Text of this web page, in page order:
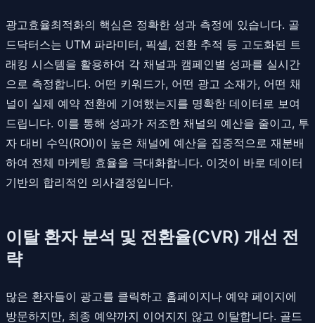
광고효율최적화의 핵심은 정확한 성과 측정에 있습니다. 골
드닥터스는 UTM 파라미터, 픽셀, 전환 추적 등 고도화된 트
래킹 시스템을 활용하여 각 채널과 캠페인별 성과를 실시간
으로 측정합니다. 어떤 키워드가, 어떤 광고 소재가, 어떤 채
널이 실제 예약 전환에 기여했는지를 명확한 데이터로 보여
드립니다. 이를 통해 성과가 저조한 채널의 예산을 줄이고, 투
자 대비 수익(ROI)이 높은 채널에 예산을 집중적으로 재분배
하여 전체 마케팅 효율을 극대화합니다. 이것이 바로 데이터
기반의 합리적인 의사결정입니다.
이탈 환자 분석 및 전환율(CVR) 개선 전
략
많은 환자들이 광고를 클릭하고 홈페이지나 예약 페이지에
방문하지만, 최종 예약까지 이어지지 않고 이탈합니다. 골드